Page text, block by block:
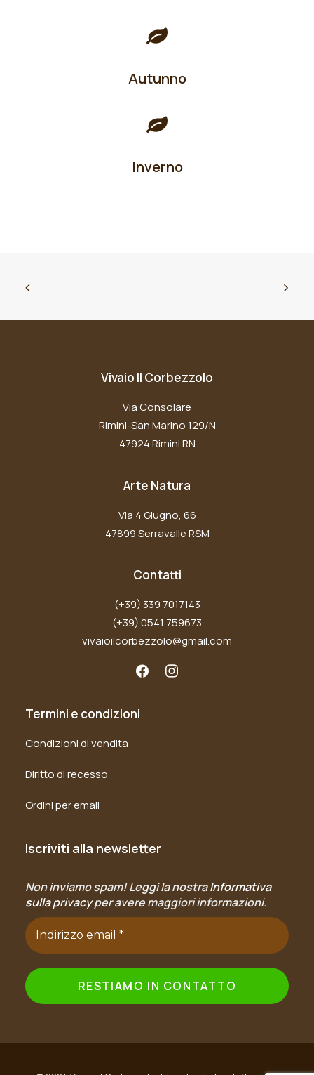
Autunno
Inverno
Vivaio Il Corbezzolo
Via Consolare
Rimini-San Marino 129/N
47924 Rimini RN
Arte Natura
Via 4 Giugno, 66
47899 Serravalle RSM
Contatti
(+39) 339 7017143
(+39) 0541 759673
vivaioilcorbezzolo@gmail.com
Termini e condizioni
Condizioni di vendita
Diritto di recesso
Ordini per email
Iscriviti alla newsletter
Non inviamo spam! Leggi la nostraInformativa
sulla privacyper avere maggiori informazioni.